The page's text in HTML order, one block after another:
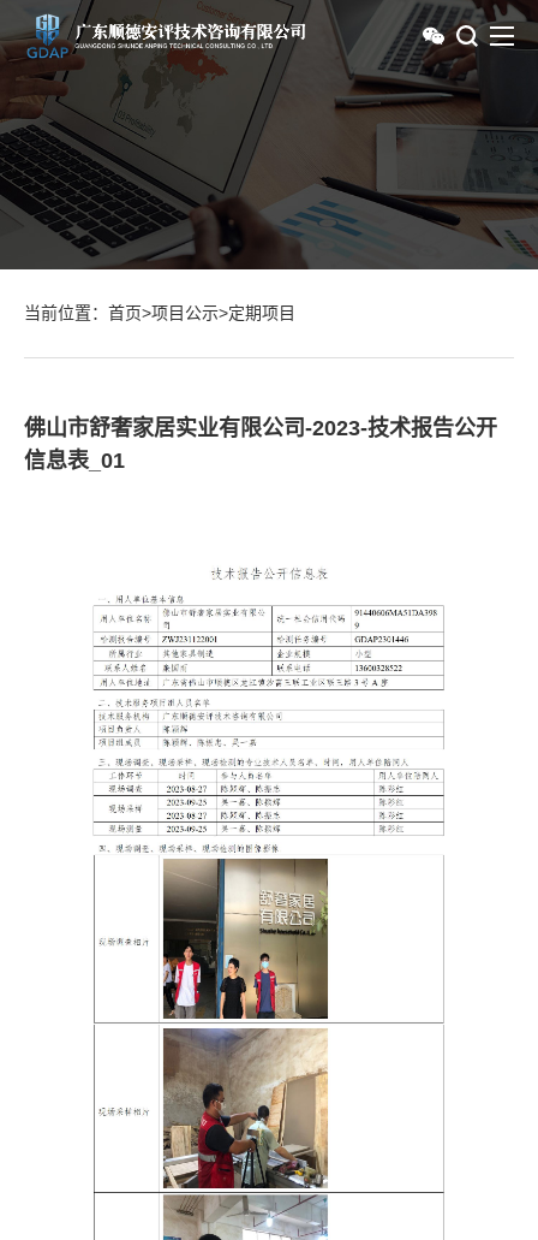
当前位置： 首页>项目公示>定期项目
佛山市舒奢家居实业有限公司-2023-技术报告公开
信息表_01